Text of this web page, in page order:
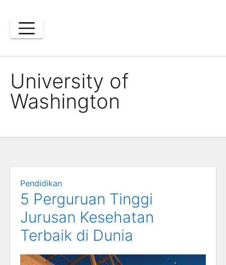
content
University of
Washington
Pendidikan
5 Perguruan Tinggi
Jurusan Kesehatan
Terbaik di Dunia